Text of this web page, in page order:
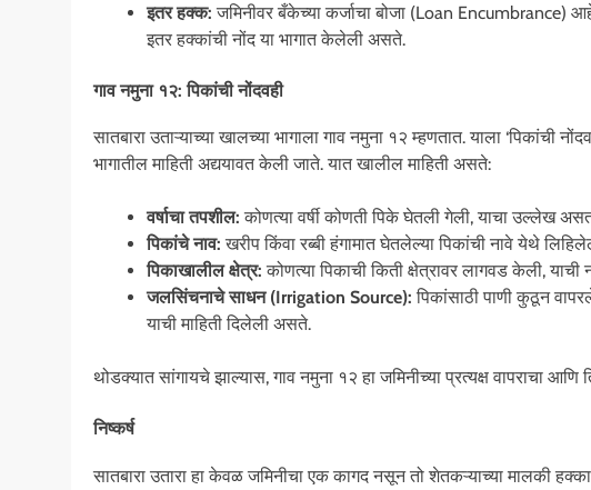
इतर हक्क: जमिनीवर बँकेच्या कर्जाचा बोजा (Loan Encumbrance)
इतर हक्कांची नोंद या भागात केलेली असते.
गाव नमुना १२: पिकांची नोंदवही
सातबारा उताऱ्याच्या खालच्या भागाला गाव नमुना १२ म्हणतात. याला ‘पिकांची
भागातील माहिती अद्ययावत केली जाते. यात खालील माहिती असते:
वर्षाचा तपशील: कोणत्या वर्षी कोणती पिके घेतली गेली, याचा उल्लेख
पिकांचे नाव: खरीप किंवा रब्बी हंगामात घेतलेल्या पिकांची नावे येथे
पिकाखालील क्षेत्र: कोणत्या पिकाची किती क्षेत्रावर लागवड केली,
जलसिंचनाचे साधन (Irrigation Source): पिकांसाठी पाणी कुठून
याची माहिती दिलेली असते.
थोडक्यात सांगायचे झाल्यास, गाव नमुना १२ हा जमिनीच्या प्रत्यक्ष वापराचा
निष्कर्ष
सातबारा उतारा हा केवळ जमिनीचा एक कागद नसून तो शेतकऱ्याच्या मालकी